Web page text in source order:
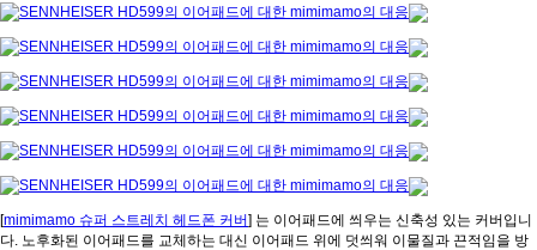
[mimimamo 슈퍼 스트레치 헤드폰 커버] 는 이어패드에 씌우는 신축성 있는 커버입니
다. 노후화된 이어패드를 교체하는 대신 이어패드 위에 덧씌워 이물질과 끈적임을 방